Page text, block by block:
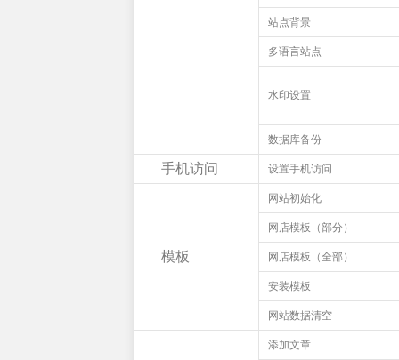
站点背景
多语言站点
水印设置
数据库备份
手机访问 设置手机访问
模板
网站初始化
网店模板（部分）
网店模板（全部）
安装模板
网站数据清空
添加文章